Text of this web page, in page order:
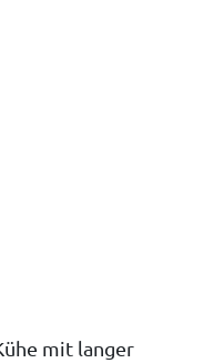
mit langer